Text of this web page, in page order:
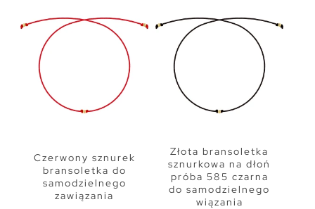
Czerwony sznurek
bransoletka do
samodzielnego
zawiązania
Złota bransoletka
sznurkowa na dłoń
próba 585 czarna
do samodzielnego
wiązania